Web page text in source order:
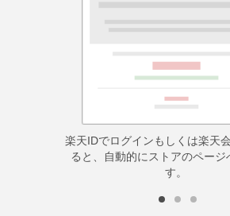
楽天IDでログインもしくは楽天
ると、自動的にストアのページ
す。